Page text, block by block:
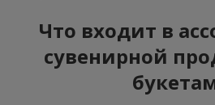
Что входит в
сувенирной